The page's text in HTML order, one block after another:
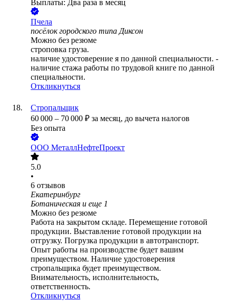
Выплаты: Два раза в месяц
Пчела
посёлок городского типа Диксон
Можно без резюме
строповка груза.
наличие удостоверение я по данной специальности. -
наличие стажа работы по трудовой книге по данной
специальности.
Откликнуться
Стропальщик
60 000 – 70 000 ₽ за месяц, до вычета налогов
Без опыта
ООО МеталлНефтеПроект
5.0
•
6 отзывов
Екатеринбург
Ботаническая и еще 1
Можно без резюме
Работа на закрытом складе. Перемещение готовой
продукции. Выставление готовой продукции на
отгрузку. Погрузка продукции в автотранспорт.
Опыт работы на производстве будет вашим
преимуществом. Наличие удостоверения
стропальщика будет преимуществом.
Внимательность, исполнительность,
ответственность.
Откликнуться